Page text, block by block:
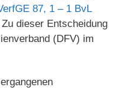
87, 1 – 1 BvL
Zu dieser Entscheidung
(DFV) im